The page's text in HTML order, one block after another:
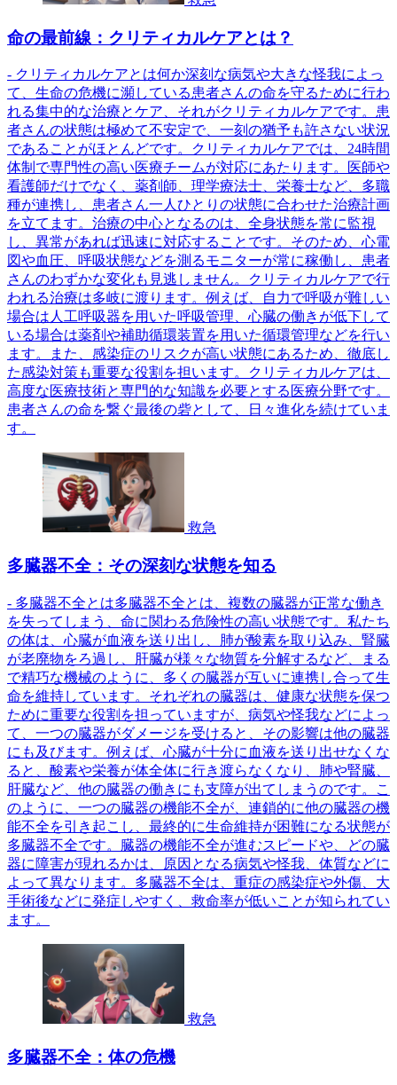
命の最前線：クリティカルケアとは？
- クリティカルケアとは何か深刻な病気や大きな怪我によっ
て、生命の危機に瀕している患者さんの命を守るために行わ
れる集中的な治療とケア、それがクリティカルケアです。患
者さんの状態は極めて不安定で、一刻の猶予も許さない状況
であることがほとんどです。クリティカルケアでは、24時間
体制で専門性の高い医療チームが対応にあたります。医師や
看護師だけでなく、薬剤師、理学療法士、栄養士など、多職
種が連携し、患者さん一人ひとりの状態に合わせた治療計画
を立てます。治療の中心となるのは、全身状態を常に監視
し、異常があれば迅速に対応することです。そのため、心電
図や血圧、呼吸状態などを測るモニターが常に稼働し、患者
さんのわずかな変化も見逃しません。クリティカルケアで行
われる治療は多岐に渡ります。例えば、自力で呼吸が難しい
場合は人工呼吸器を用いた呼吸管理、心臓の働きが低下して
いる場合は薬剤や補助循環装置を用いた循環管理などを行い
ます。また、感染症のリスクが高い状態にあるため、徹底し
た感染対策も重要な役割を担います。クリティカルケアは、
高度な医療技術と専門的な知識を必要とする医療分野です。
患者さんの命を繋ぐ最後の砦として、日々進化を続けていま
す。
救急
多臓器不全：その深刻な状態を知る
- 多臓器不全とは多臓器不全とは、複数の臓器が正常な働き
を失ってしまう、命に関わる危険性の高い状態です。私たち
の体は、心臓が血液を送り出し、肺が酸素を取り込み、腎臓
が老廃物をろ過し、肝臓が様々な物質を分解するなど、まる
で精巧な機械のように、多くの臓器が互いに連携し合って生
命を維持しています。それぞれの臓器は、健康な状態を保つ
ために重要な役割を担っていますが、病気や怪我などによっ
て、一つの臓器がダメージを受けると、その影響は他の臓器
にも及びます。例えば、心臓が十分に血液を送り出せなくな
ると、酸素や栄養が体全体に行き渡らなくなり、肺や腎臓、
肝臓など、他の臓器の働きにも支障が出てしまうのです。こ
のように、一つの臓器の機能不全が、連鎖的に他の臓器の機
能不全を引き起こし、最終的に生命維持が困難になる状態が
多臓器不全です。臓器の機能不全が進むスピードや、どの臓
器に障害が現れるかは、原因となる病気や怪我、体質などに
よって異なります。多臓器不全は、重症の感染症や外傷、大
手術後などに発症しやすく、救命率が低いことが知られてい
ます。
救急
多臓器不全：体の危機